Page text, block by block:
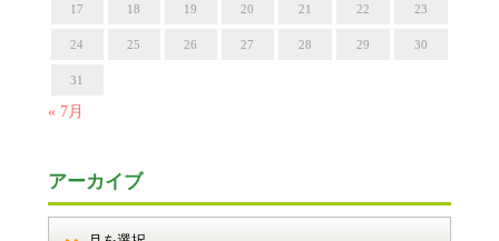
17 18 19 20 21 22 23
24 25 26 27 28 29 30
31
« 7月
アーカイブ